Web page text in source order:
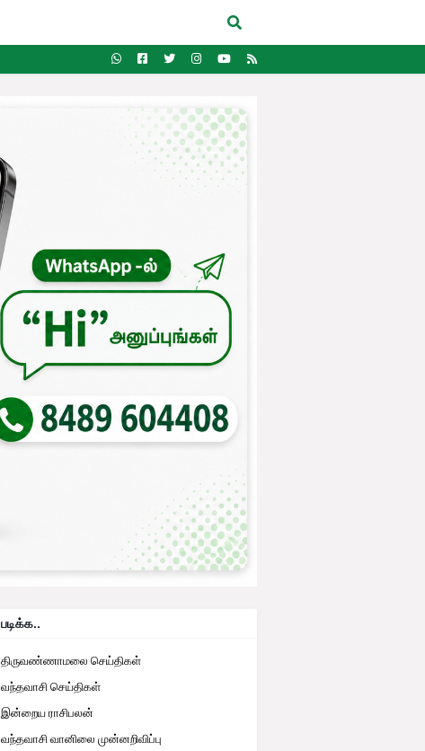
படிக்க..
திருவண்ணாமலை செய்திகள்
வந்தவாசி செய்திகள்
இன்றைய ராசிபலன்
வந்தவாசி வானிலை முன்னறிவிப்பு